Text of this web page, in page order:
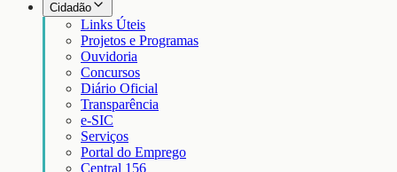
Cidadão
Links Úteis
Projetos e Programas
Ouvidoria
Concursos
Diário Oficial
Transparência
e-SIC
Serviços
Portal do Emprego
Central 156